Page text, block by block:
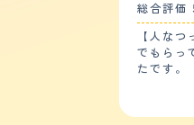
総合評価
【人な
でもらっ
たです。 また、子猫の時にもう一匹お迎えしたのですが、最初１週間ほどはストレスがあったようですが、その後はお互いグルーミングをして仲良く出来たので安
に残った